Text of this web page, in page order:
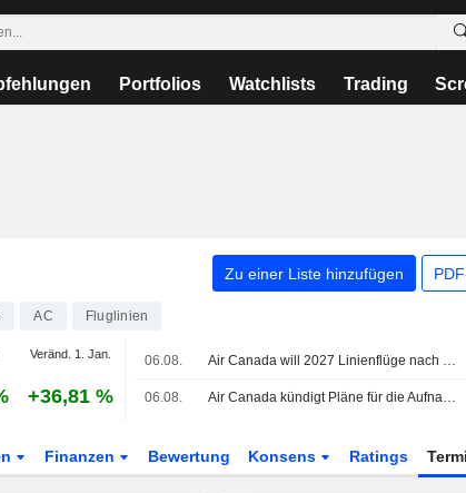
Portfolios Watchlists Trading
Zu einer Liste hinzufügen
AC Fluglinien
Veränd. 1. Jan.
+36,81 %
06.08. Air Canada will 2027 Linienflüge nach Lagos in Nigeria aufnehmen
06.08. Air Canada kündigt Pläne für die Aufnahme eines Linienflugbetriebs nach Lagos an
Finanzen Bewertung Konsens Ratings